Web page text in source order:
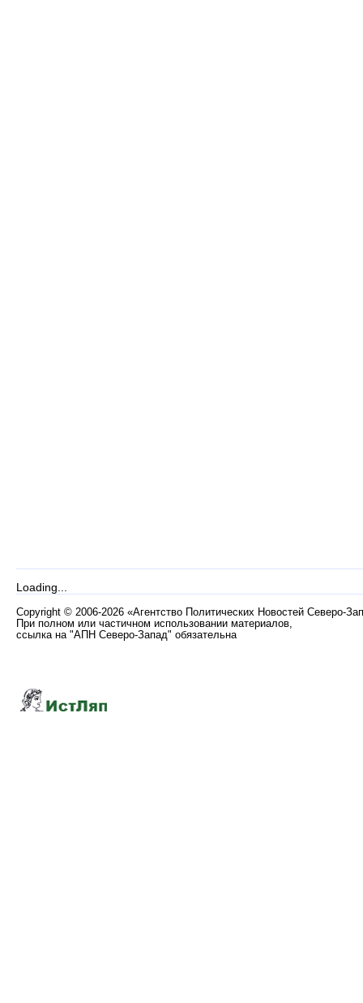
Loading...
Copyright © 2006-2026 «Агентство Политических Новостей Северо-
При полном или частичном использовании материалов,
ссылка на "АПН Северо-Запад" обязательна